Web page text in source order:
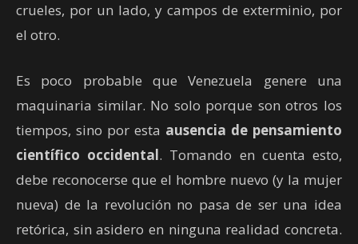
crueles, por un lado, y campos de exterminio, por
el otro.
Es poco probable que Venezuela genere una
maquinaria similar. No solo porque son otros los
tiempos, sino por esta ausencia de pensamiento
científico occidental. Tomando en cuenta esto,
debe reconocerse que el hombre nuevo (y la mujer
nueva) de la revolución no pasa de ser una idea
retórica, sin asidero en ninguna realidad concreta.